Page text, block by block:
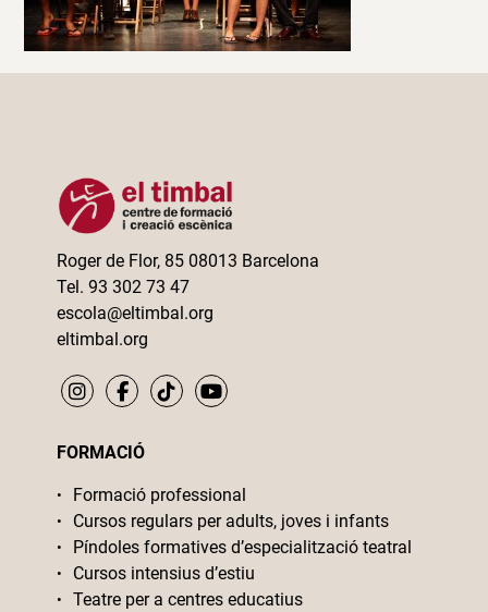
Roger de Flor, 85 08013 Barcelona
Tel. 93 302 73 47
escola@eltimbal.org
eltimbal.org
FORMACIÓ
Formació professional
Cursos regulars per adults, joves i infants
Píndoles formatives d’especialització teatral
Cursos intensius d’estiu
Teatre per a centres educatius